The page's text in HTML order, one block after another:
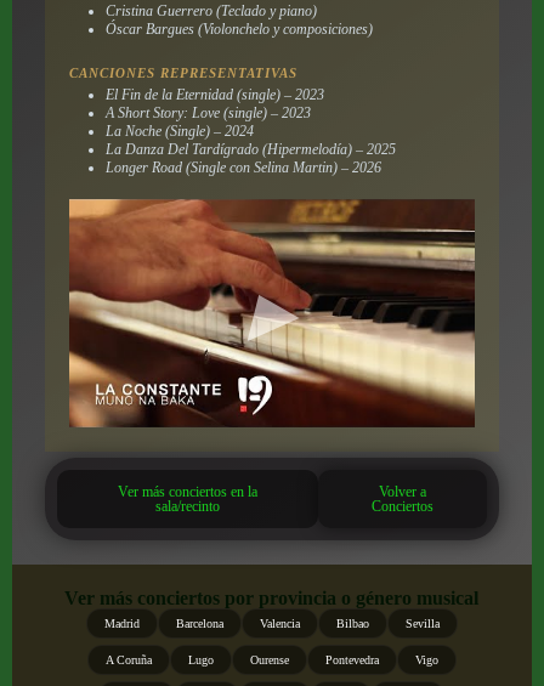
Cristina Guerrero (Teclado y piano)
Óscar Bargues (Violonchelo y composiciones)
CANCIONES REPRESENTATIVAS
El Fin de la Eternidad (single) – 2023
A Short Story: Love (single) – 2023
La Noche (Single) – 2024
La Danza Del Tardígrado (Hipermelodía) – 2025
Longer Road (Single con Selina Martin) – 2026
Ver más conciertos en la
sala/recinto
Volver a
Conciertos
Ver más conciertos por provincia o género musical
Madrid Barcelona Valencia Bilbao Sevilla
A Coruña Lugo Ourense Pontevedra Vigo